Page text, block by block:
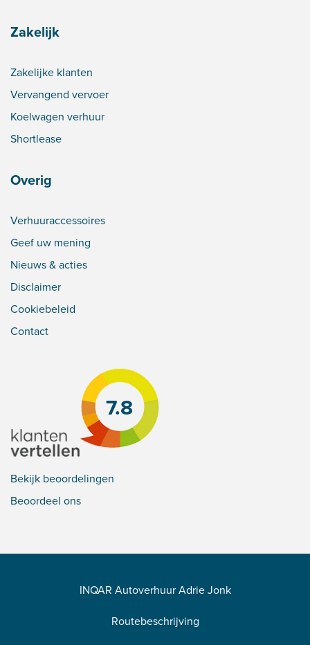
Zakelijk
Zakelijke klanten
Vervangend vervoer
Koelwagen verhuur
Shortlease
Overig
Verhuuraccessoires
Geef uw mening
Nieuws & acties
Disclaimer
Cookiebeleid
Contact
7.8
Bekijk beoordelingen
Beoordeel ons
INQAR Autoverhuur Adrie Jonk
Routebeschrijving